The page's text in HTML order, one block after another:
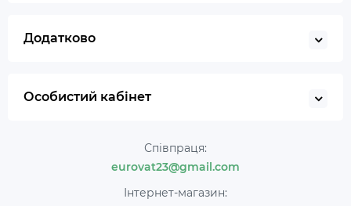
Додатково
Особистий кабінет
Співпраця:
eurovat23@gmail.com
Інтернет-магазин: